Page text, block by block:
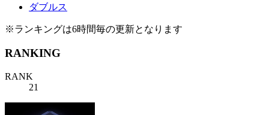
ダブルス
※ランキングは6時間毎の更新となります
RANKING
RANK
21